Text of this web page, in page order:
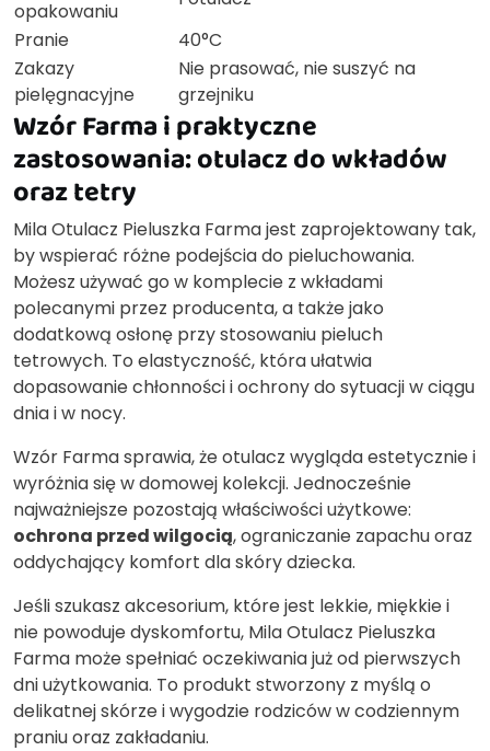
opakowaniu
Pranie
40°C
Zakazy
pielęgnacyjne
Nie prasować, nie suszyć na
grzejniku
Wzór Farma i praktyczne
zastosowania: otulacz do wkładów
oraz tetry
Mila Otulacz Pieluszka Farma jest zaprojektowany tak,
by wspierać różne podejścia do pieluchowania.
Możesz używać go w komplecie z wkładami
polecanymi przez producenta, a także jako
dodatkową osłonę przy stosowaniu pieluch
tetrowych. To elastyczność, która ułatwia
dopasowanie chłonności i ochrony do sytuacji w ciągu
dnia i w nocy.
Wzór Farma sprawia, że otulacz wygląda estetycznie i
wyróżnia się w domowej kolekcji. Jednocześnie
najważniejsze pozostają właściwości użytkowe:
ochrona przed wilgocią, ograniczanie zapachu oraz
oddychający komfort dla skóry dziecka.
Jeśli szukasz akcesorium, które jest lekkie, miękkie i
nie powoduje dyskomfortu, Mila Otulacz Pieluszka
Farma może spełniać oczekiwania już od pierwszych
dni użytkowania. To produkt stworzony z myślą o
delikatnej skórze i wygodzie rodziców w codziennym
praniu oraz zakładaniu.